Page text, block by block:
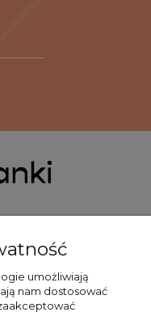
010
umożliwiają
nam dostosować